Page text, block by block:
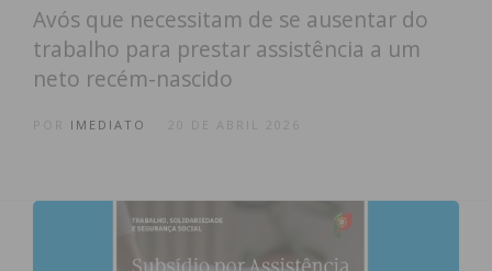
Avós que necessitam de se ausentar do
trabalho para prestar assistência a um
neto recém-nascido
IMEDIATO 20 DE ABRIL 2026